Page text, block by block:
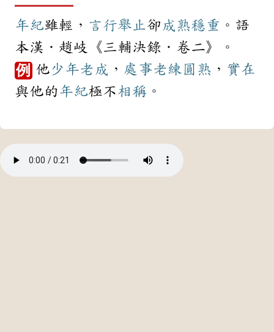
年紀雖輕， 言行舉止卻 成熟穩重 。語
本漢．趙岐《三輔決錄．卷二》。
例 他少年老成 ， 處事老練 圓熟 ， 實在
與他的 年紀極不相稱 。